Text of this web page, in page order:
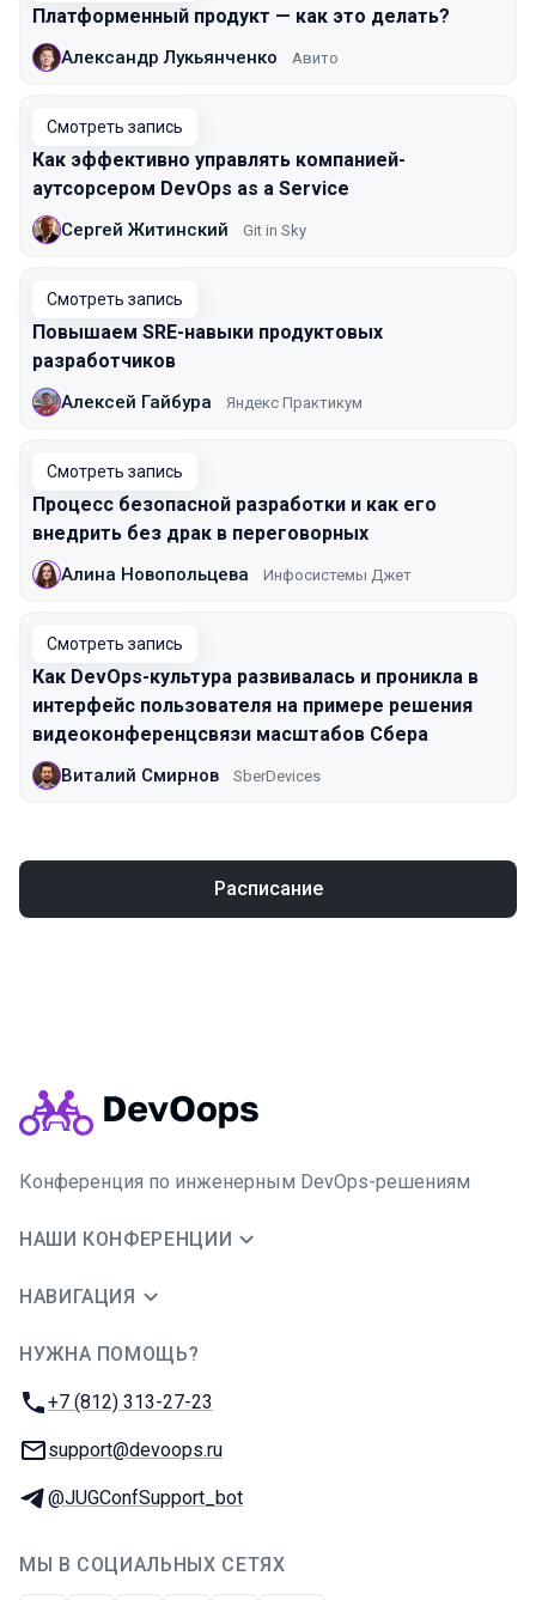
Платформенный продукт — как это делать?
Александр Лукьянченко Авито
Смотреть запись
Как эффективно управлять компанией-
аутсорсером DevOps as a Service
Сергей Житинский Git in Sky
Смотреть запись
Повышаем SRE-навыки продуктовых
разработчиков
Алексей Гайбура Яндекс Практикум
Смотреть запись
Процесс безопасной разработки и как его
внедрить без драк в переговорных
Алина Новопольцева Инфосистемы Джет
Смотреть запись
Как DevOps-культура развивалась и проникла в
интерфейс пользователя на примере решения
видеоконференцсвязи масштабов Сбера
Виталий Смирнов SberDevices
Расписание
Конференция по инженерным DevOps-решениям
НАШИ КОНФЕРЕНЦИИ
НАВИГАЦИЯ
НУЖНА ПОМОЩЬ?
Телефон:
+7 (812) 313-27-23
E-mail:
support@devoops.ru
Телеграм:
@JUGConfSupport_bot
МЫ В СОЦИАЛЬНЫХ СЕТЯХ